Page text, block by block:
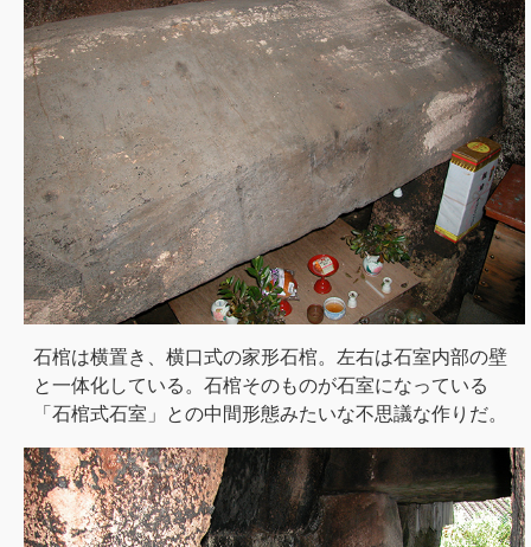
石棺は横置き、横口式の家形石棺。左右は石室内部の壁
と一体化している。石棺そのものが石室になっている
「石棺式石室」との中間形態みたいな不思議な作りだ。